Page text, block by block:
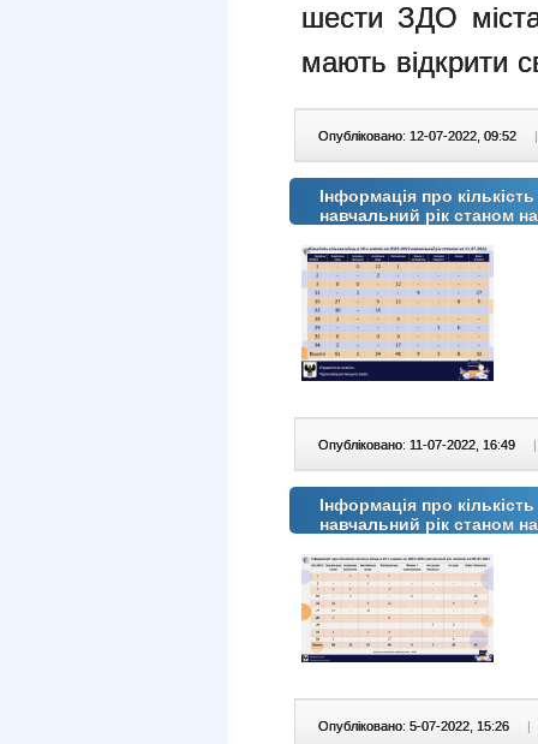
шести ЗДО
мають відкрити
Опубліковано: 12-07-2022, 09:52 |
Інформація про
навчальний рік станом
Опубліковано: 11-07-2022, 16:49 |
Інформація про
навчальний рік станом
Опубліковано: 5-07-2022, 15:26 |